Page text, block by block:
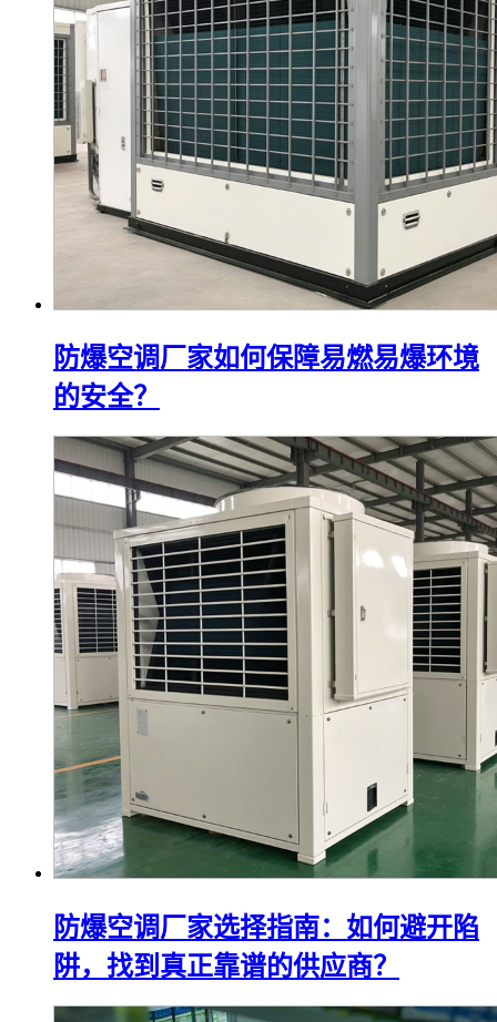
防爆空调厂家如何保障易燃易爆环境
的安全？
防爆空调厂家选择指南：如何避开陷
阱，找到真正靠谱的供应商？